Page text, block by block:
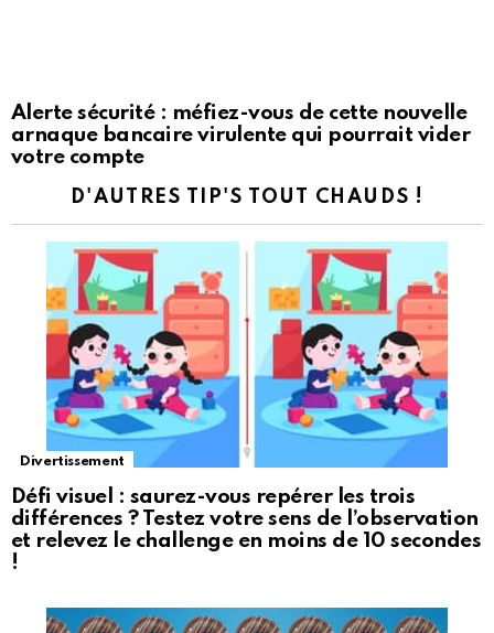
Alerte sécurité : méfiez-vous de cette nouvelle
arnaque bancaire virulente qui pourrait vider
votre compte
D'AUTRES TIP'S TOUT CHAUDS !
Divertissement
Défi visuel : saurez-vous repérer les trois
différences ? Testez votre sens de l’observation
et relevez le challenge en moins de 10 secondes
!